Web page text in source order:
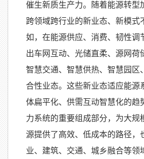
催生新质生产力。随着能源转型
跨领域跨行业的新业态、新模式
如，在能源供应、消费、韧性调
出车网互动、光储直柔、源网荷
智慧交通、智慧供热、智慧园区
合性业态。这些新业态适应能源
体扁平化、供需互动智慧化的趋
力系统的重要组成部分，为大规
源提供了高效、低成本的路径，
业、建筑、交通、城乡融合等领